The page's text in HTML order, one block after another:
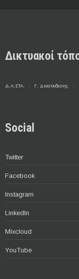
Δικτυακοί
Δ.Α.ΣΤΑ. Γ. Διασύνδεσης
Social
Twitter
Facebook
Instagram
LinkedIn
Mixcloud
YouTube